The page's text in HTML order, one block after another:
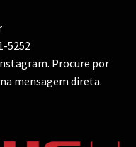
5252
Procure por
mensagem direta.